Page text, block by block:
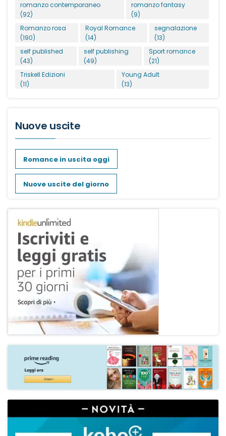
romanzo contemporaneo
(92)
romanzo fantasy
(9)
Romanzo rosa
(190)
Royal Romance
(14)
segnalazione
(13)
self published
(43)
self publishing
(49)
Sport romance
(21)
Triskell Edizioni
(11)
Young Adult
(13)
Nuove uscite
Romance in uscita oggi
Nuove uscite del giorno